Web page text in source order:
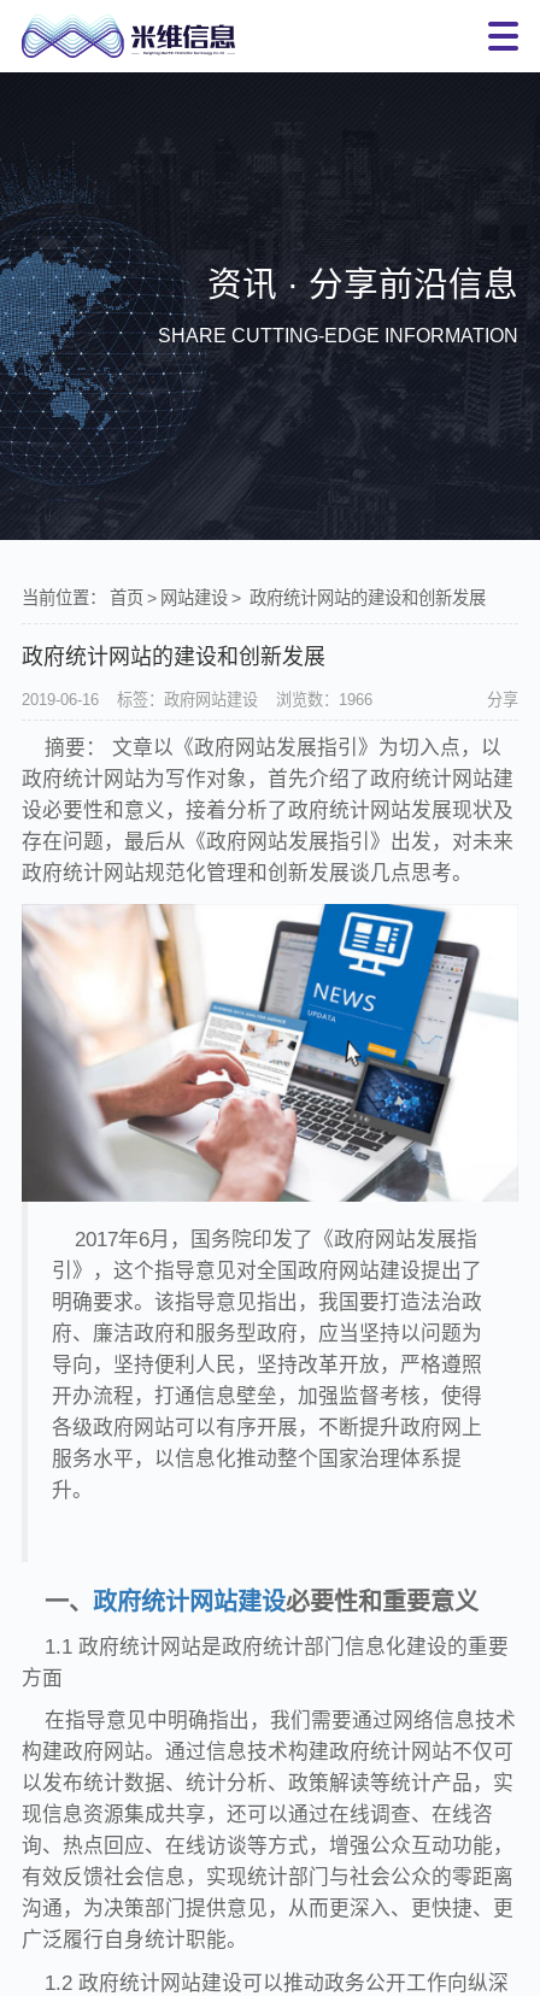
资讯 · 分享前沿信息
SHARE CUTTING-EDGE INFORMATION
当前位置： 首页 > 网站建设> 政府统计网站的建设和创新发展
政府统计网站的建设和创新发展
2019-06-16 标签：政府网站建设 浏览数：1966 分享
摘要： 文章以《政府网站发展指引》为切入点，以
政府统计网站为写作对象，首先介绍了政府统计网站建
设必要性和意义，接着分析了政府统计网站发展现状及
存在问题，最后从《政府网站发展指引》出发，对未来
政府统计网站规范化管理和创新发展谈几点思考。
2017年6月，国务院印发了《政府网站发展指
引》，这个指导意见对全国政府网站建设提出了
明确要求。该指导意见指出，我国要打造法治政
府、廉洁政府和服务型政府，应当坚持以问题为
导向，坚持便利人民，坚持改革开放，严格遵照
开办流程，打通信息壁垒，加强监督考核，使得
各级政府网站可以有序开展，不断提升政府网上
服务水平，以信息化推动整个国家治理体系提
升。
一、政府统计网站建设必要性和重要意义
1.1 政府统计网站是政府统计部门信息化建设的重要
方面
在指导意见中明确指出，我们需要通过网络信息技术
构建政府网站。通过信息技术构建政府统计网站不仅可
以发布统计数据、统计分析、政策解读等统计产品，实
现信息资源集成共享，还可以通过在线调查、在线咨
询、热点回应、在线访谈等方式，增强公众互动功能，
有效反馈社会信息，实现统计部门与社会公众的零距离
沟通，为决策部门提供意见，从而更深入、更快捷、更
广泛履行自身统计职能。
1.2 政府统计网站建设可以推动政务公开工作向纵深